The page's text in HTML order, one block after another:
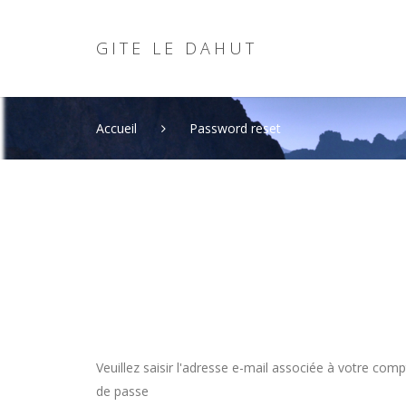
G I T E L E D A H U T
Accueil Password reset
Veuillez saisir l'adresse e-mail associée à votre
de passe